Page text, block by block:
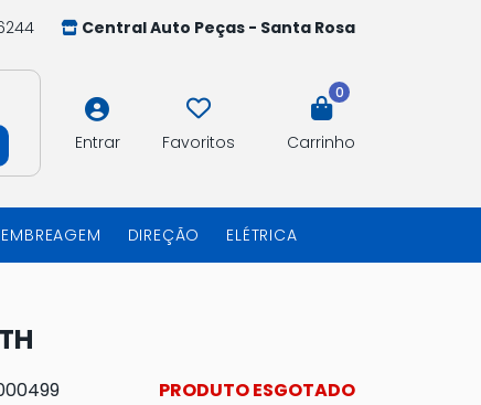
Central Auto Peças - Santa Rosa
Entrar Favoritos
0
Carrinho
DIREÇÃO ELÉTRICA
PRODUTO ESGOTADO